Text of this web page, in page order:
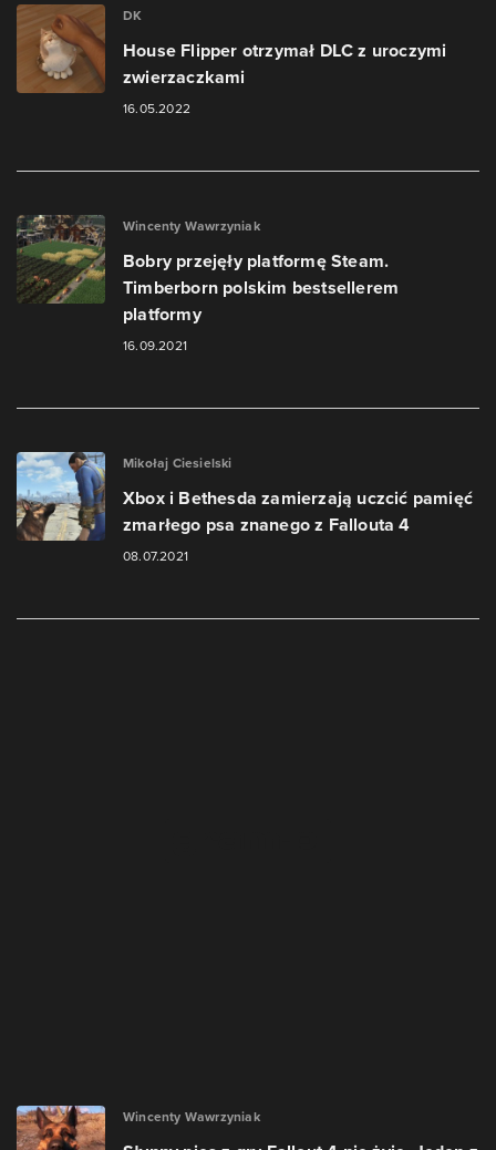
DK
House Flipper otrzymał DLC z uroczymi
zwierzaczkami
16.05.2022
Wincenty Wawrzyniak
Bobry przejęły platformę Steam.
Timberborn polskim bestsellerem
platformy
16.09.2021
Mikołaj Ciesielski
Xbox i Bethesda zamierzają uczcić pamięć
zmarłego psa znanego z Fallouta 4
08.07.2021
Wincenty Wawrzyniak